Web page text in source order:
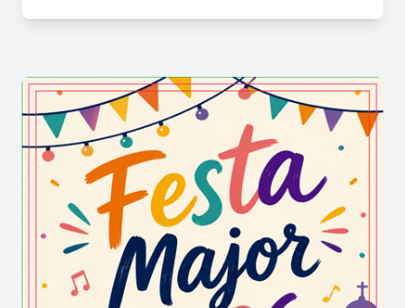
Suplentes. A les 00.15 h tindrà lloc laBirravetlla
i, a partir de les 02.00 h, la festa seguirà amb la
Disco de Sant Joan
amb DJ Jangar a la Pista
Jardí UCG.